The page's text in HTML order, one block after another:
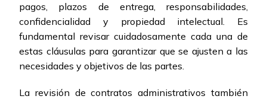
pagos, plazos de entrega, responsabilidades,
confidencialidad y propiedad intelectual. Es
fundamental revisar cuidadosamente cada una de
estas cláusulas para garantizar que se ajusten a las
necesidades y objetivos de las partes.
La revisión de contratos administrativos también